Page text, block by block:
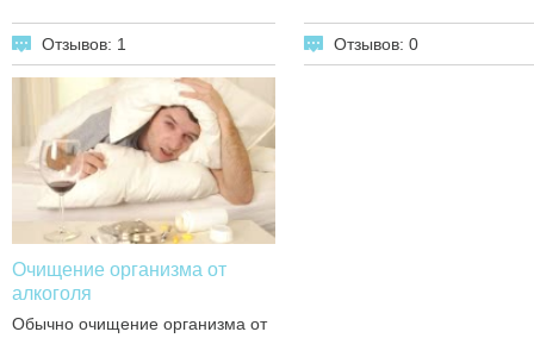
Отзывов: 1 Отзывов: 0
Очищение организма от
алкоголя
Обычно очищение организма от